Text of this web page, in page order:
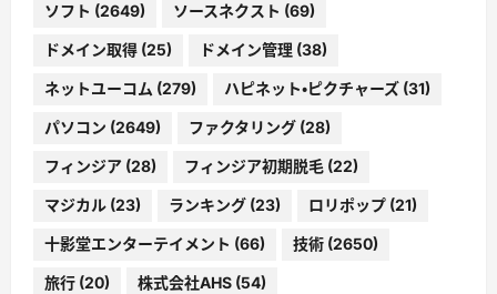
ソフト (2649) ソースネクスト (69)
ドメイン取得 (25) ドメイン管理 (38)
ネットユーコム (279) ハピネット・ピクチャーズ (31)
パソコン (2649) ファクタリング (28)
フィンジア (28) フィンジア初期脱毛 (22)
マジカル (23) ランキング (23) ロリポップ (21)
十影堂エンターテイメント (66) 技術 (2650)
旅行 (20) 株式会社AHS (54)